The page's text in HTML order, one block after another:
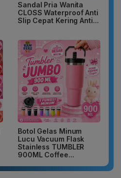
Sandal Pria Wanita
CLOSS Waterproof Anti
Slip Cepat Kering Anti...
Botol Gelas Minum
Lucu Vacuum Flask
Stainless TUMBLER
900ML Coffee...